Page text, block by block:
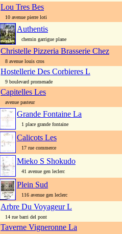
Lou Tres Bes
10 avenue pierre loti
Authentis
chemin garrigue plane
Christelle Pizzeria Brasserie Chez
8 avenue louis cros
Hostellerie Des Corbieres L
9 boulevard promenade
Capitelles Les
avenue pasteur
Grande Fontaine La
1 place grande fontaine
Calicots Les
17 rue commerce
Mieko S Shokudo
41 avenue gen leclerc
Plein Sud
116 avenue gen leclerc
Arbre Du Voyageur L
14 rue barri del pont
Taverne Vigneronne La